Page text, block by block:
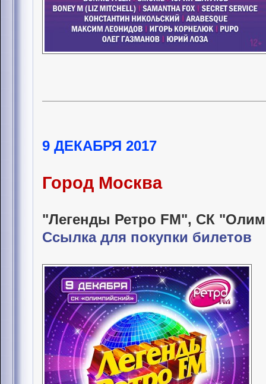
9 ДЕКАБРЯ 2017
Город Москва
"Легенды Ретро FM", СК
Ссылка для покупки билетов